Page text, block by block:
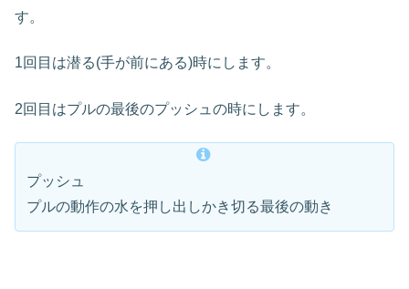
す。
1回目は潜る(手が前にある)時にします。
2回目はプルの最後のプッシュの時にします。
プッシュ
プルの動作の水を押し出しかき切る最後の動き